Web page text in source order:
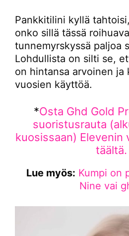
Pankkitilini kyllä
onko sillä tässä
tunnemyrskyssä paljoa
Lohdullista on silti se,
on hintansa arvoinen ja
vuosien käyttöä.
*Osta Ghd Gold
suoristusrauta
kuosissaan) Elevenin
täältä.
Lue myös: Kumpi on
Nine vai